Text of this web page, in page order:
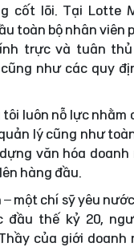
cốt lõi. Tại Lotte
toàn bộ nhân viên
trực và tuân
như các quy
tôi luôn nỗ lực nhằm
lý cũng như
văn hóa doanh
hàng đầu.
một chí sỹ yêu
đầu thế kỷ 20,
của giới doanh